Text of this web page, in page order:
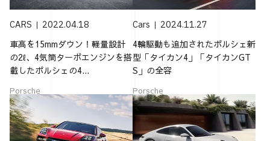
CARS 2022.04.18
車高を15mmダウン！軽量設計
の2ℓ、4気筒ターボエンジンを搭
載したポルシェの4...
Porsche
Cars 2024.11.27
4輪駆動も追加されたポルシェ新
型「タイカン4」「タイカンGT
S」の全容
Porsche